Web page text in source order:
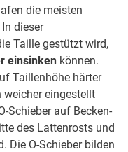
die meisten
dieser
Taille gestützt wird,
einsinken können.
Taillenhöhe härter
weicher eingestellt
Schieber auf Becken-
des Lattenrosts und
Die O-Schieber bilden